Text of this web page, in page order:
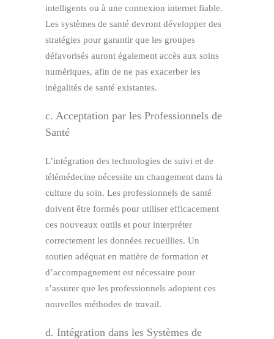
intelligents ou à une connexion internet fiable.
Les systèmes de santé devront développer des
stratégies pour garantir que les groupes
défavorisés auront également accès aux soins
numériques, afin de ne pas exacerber les
inégalités de santé existantes.
c. Acceptation par les Professionnels de
Santé
L’intégration des technologies de suivi et de
télémédecine nécessite un changement dans la
culture du soin. Les professionnels de santé
doivent être formés pour utiliser efficacement
ces nouveaux outils et pour interpréter
correctement les données recueillies. Un
soutien adéquat en matière de formation et
d’accompagnement est nécessaire pour
s’assurer que les professionnels adoptent ces
nouvelles méthodes de travail.
d. Intégration dans les Systèmes de